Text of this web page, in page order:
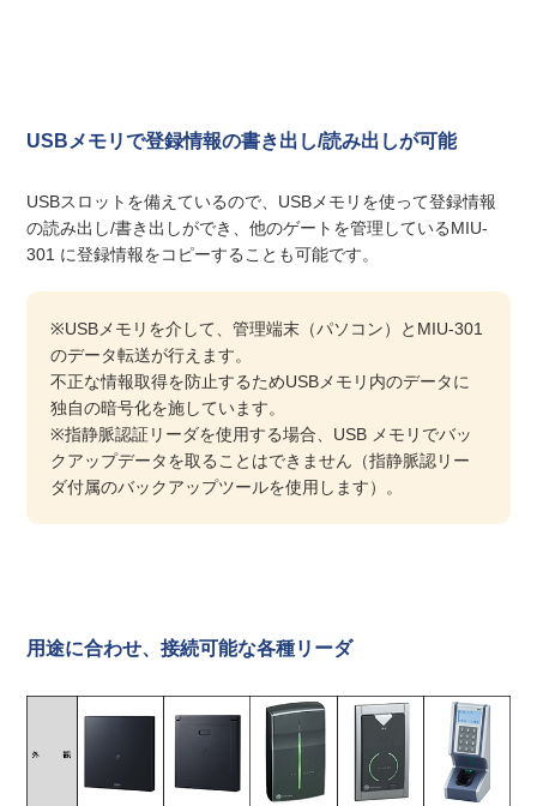
USBメモリで登録情報の書き出し/読み出しが可能
USBスロットを備えているので、USBメモリを使って登録情報
の読み出し/書き出しができ、他のゲートを管理しているMIU-
301 に登録情報をコピーすることも可能です。
※USBメモリを介して、管理端末（パソコン）とMIU-301
のデータ転送が行えます。
不正な情報取得を防止するためUSBメモリ内のデータに
独自の暗号化を施しています。
※指静脈認証リーダを使用する場合、USB メモリでバッ
クアップデータを取ることはできません（指静脈認リー
ダ付属のバックアップツールを使用します）。
用途に合わせ、接続可能な各種リーダ